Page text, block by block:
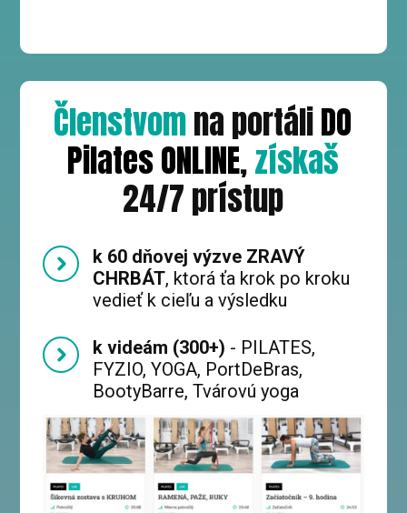
Členstvomna portáliDO
Pilates ONLINE,získaš
24/7 prístup
k 60 dňovej výzve ZRAVÝ
CHRBÁT, ktorá ťa krok po kroku
vedieť k cieľu a výsledku
k videám (300+) - PILATES,
FYZIO, YOGA, PortDeBras,
BootyBarre, Tvárovú yoga